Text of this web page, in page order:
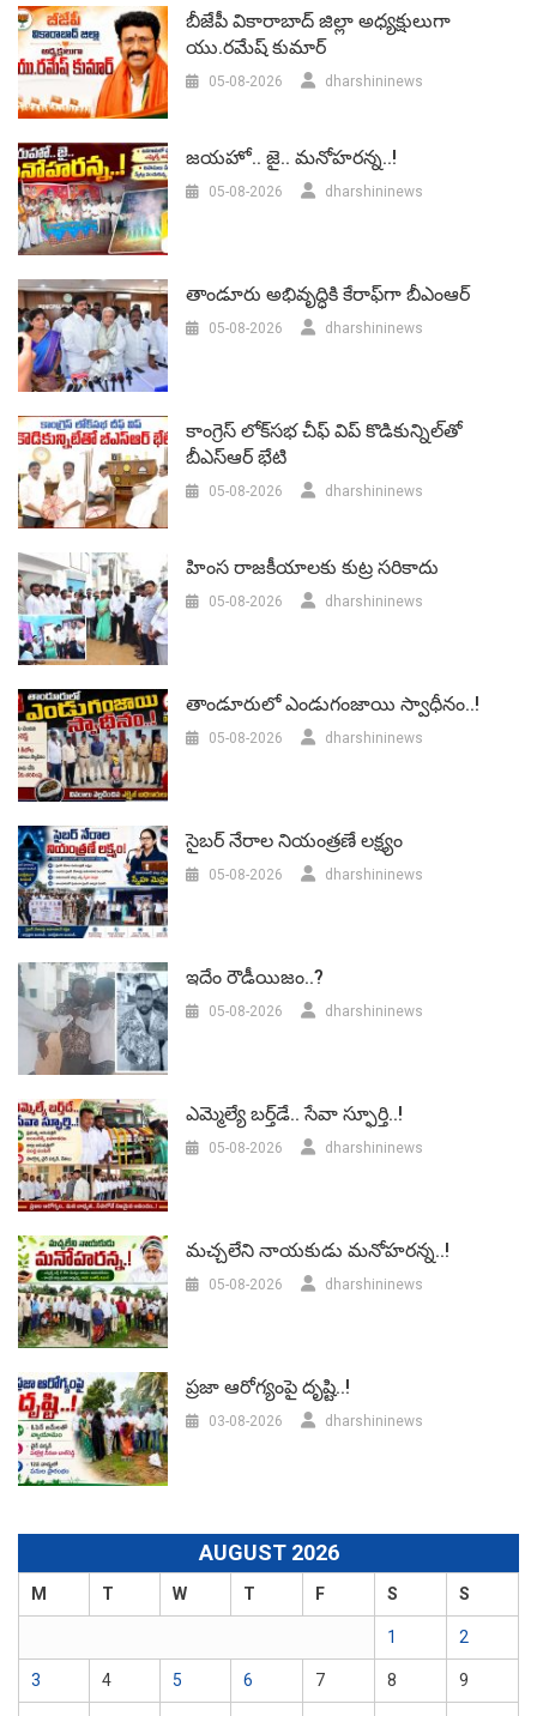
బీజేపీ వికారాబాద్‌ జిల్లా అధ్యక్షులుగా
యు.రమేష్‌ కుమార్
05-08-2026 dharshininews
జయహో.. జై.. మనోహరన్న..!
05-08-2026 dharshininews
తాండూరు అభివృద్ధికి కేరాఫ్‌గా బీఎంఆర్‌
05-08-2026 dharshininews
కాంగ్రెస్ లోక్‌సభ చీఫ్ విప్ కొడికున్నిల్‌తో
బీఎస్‌ఆర్‌ భేటి
05-08-2026 dharshininews
హింస రాజకీయాలకు కుట్ర సరికాదు
05-08-2026 dharshininews
తాండూరులో ఎండుగంజాయి స్వాధీనం..!
05-08-2026 dharshininews
సైబర్ నేరాల నియంత్రణే లక్ష్యం
05-08-2026 dharshininews
ఇదేం రౌడీయిజం..?
05-08-2026 dharshininews
ఎమ్మెల్యే బర్త్‌డే.. సేవా స్ఫూర్తి..!
05-08-2026 dharshininews
మచ్చలేని నాయకుడు మనోహరన్న..!
05-08-2026 dharshininews
ప్రజా ఆరోగ్యంపై దృష్టి..!
03-08-2026 dharshininews
AUGUST 2026
M T W T F S S
1 2
3 4 5 6 7 8 9